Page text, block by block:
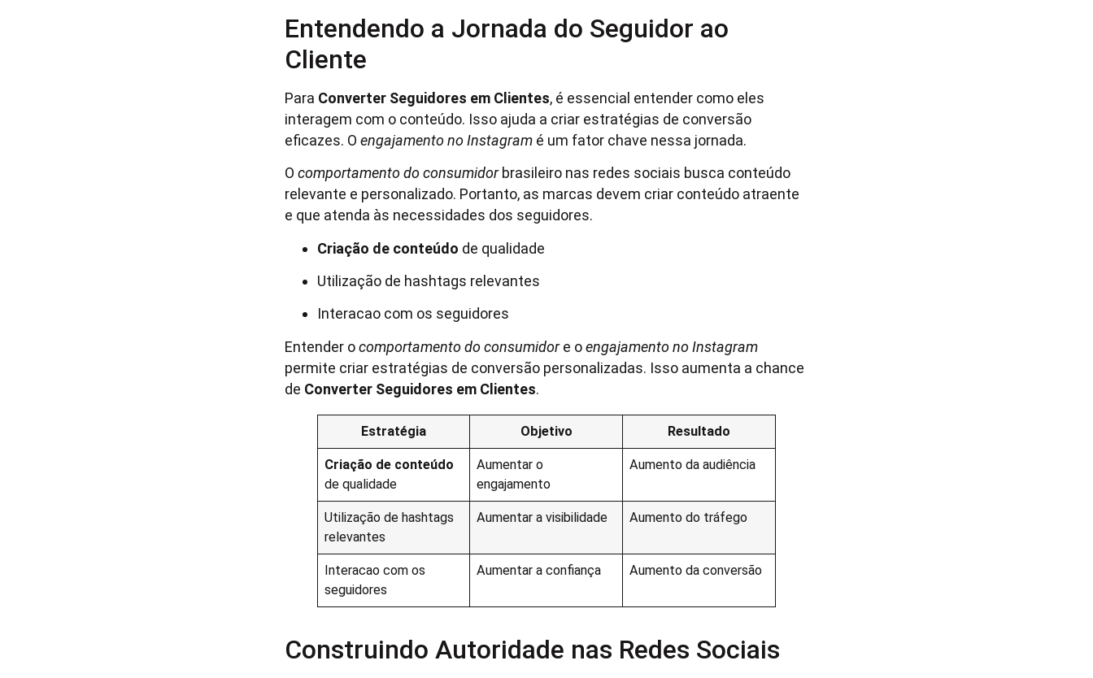
Entendendo a Jornada do Seguidor ao
Cliente
Para Converter Seguidores em Clientes, é essencial entender como eles
interagem com o conteúdo. Isso ajuda a criar estratégias de conversão
eficazes. O engajamento no Instagram é um fator chave nessa jornada.
O comportamento do consumidorbrasileiro nas redes sociais busca conteúdo
relevante e personalizado. Portanto, as marcas devem criar conteúdo atraente
e que atenda às necessidades dos seguidores.
Criação de conteúdo de qualidade
Utilização de hashtags relevantes
Interacao com os seguidores
Entender ocomportamento do consumidore oengajamento no Instagram
permite criar estratégias de conversão personalizadas. Isso aumenta a chance
de Converter Seguidores em Clientes.
Estratégia Objetivo Resultado
Criação de conteúdo
de qualidade
Aumentar o
engajamento
Aumento da audiência
Utilização de hashtags
relevantes
Aumentar a visibilidade Aumento do tráfego
Interacao com os
seguidores
Aumentar a confiança Aumento da conversão
Construindo Autoridade nas Redes Sociais